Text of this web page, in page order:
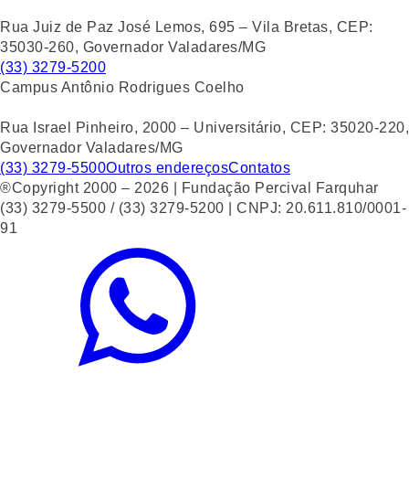
Rua Juiz de Paz José Lemos, 695 – Vila Bretas, CEP:
35030-260, Governador Valadares/MG
(33) 3279-5200
Campus Antônio Rodrigues Coelho
Rua Israel Pinheiro, 2000 – Universitário, CEP: 35020-220,
Governador Valadares/MG
(33) 3279-5500Outros endereçosContatos
®Copyright 2000 – 2026 | Fundação Percival Farquhar
(33) 3279-5500 / (33) 3279-5200 | CNPJ: 20.611.810/0001-
91